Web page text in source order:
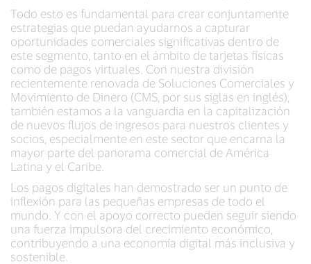
Todo esto es fundamental para crear conjuntamente
estrategias que puedan ayudarnos a capturar
oportunidades comerciales significativas dentro de
este segmento, tanto en el ámbito de tarjetas físicas
como de pagos virtuales. Con nuestra división
recientemente renovada de Soluciones Comerciales y
Movimiento de Dinero (CMS, por sus siglas en inglés),
también estamos a la vanguardia en la capitalización
de nuevos flujos de ingresos para nuestros clientes y
socios, especialmente en este sector que encarna la
mayor parte del panorama comercial de América
Latina y el Caribe.
Los pagos digitales han demostrado ser un punto de
inflexión para las pequeñas empresas de todo el
mundo. Y con el apoyo correcto pueden seguir siendo
una fuerza impulsora del crecimiento económico,
contribuyendo a una economía digital más inclusiva y
sostenible.